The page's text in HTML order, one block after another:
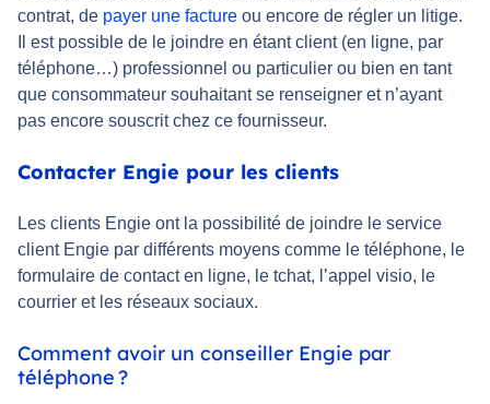
contrat, de payer une facture ou encore de régler un litige.
Il est possible de le joindre en étant client (en ligne, par
téléphone…) professionnel ou particulier ou bien en tant
que consommateur souhaitant se renseigner et n’ayant
pas encore souscrit chez ce fournisseur.
Contacter Engie pour les clients
Les clients Engie ont la possibilité de joindre le service
client Engie par différents moyens comme le téléphone, le
formulaire de contact en ligne, le tchat, l’appel visio, le
courrier et les réseaux sociaux.
Comment avoir un conseiller Engie par
téléphone ?